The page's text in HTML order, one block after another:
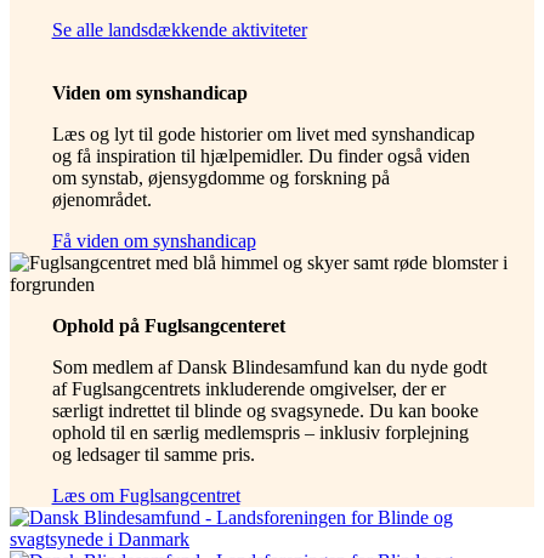
Se alle landsdækkende aktiviteter
Viden om synshandicap
Læs og lyt til gode historier om livet med synshandicap
og få inspiration til hjælpemidler. Du finder også viden
om synstab, øjensygdomme og forskning på
øjenområdet.
Få viden om synshandicap
Ophold på Fuglsangcenteret
Som medlem af Dansk Blindesamfund kan du nyde godt
af Fuglsangcentrets inkluderende omgivelser, der er
særligt indrettet til blinde og svagsynede. Du kan booke
ophold til en særlig medlemspris – inklusiv forplejning
og ledsager til samme pris.
Læs om Fuglsangcentret